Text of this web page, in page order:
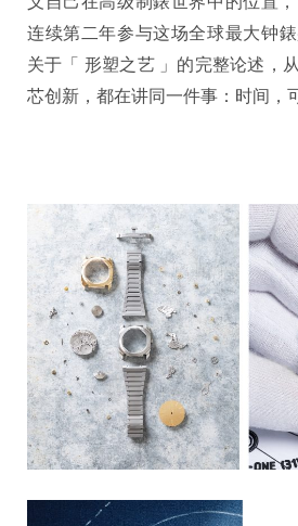
连续第二年参与这场全球最大钟
关于「 形塑之艺 」的完整论述，
芯创新，都在讲同一件事：时间，